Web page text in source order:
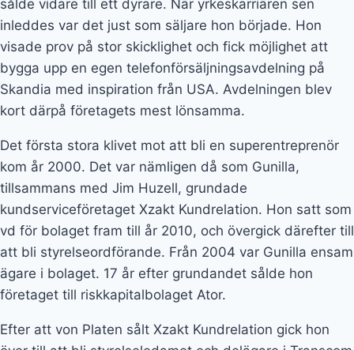
att bli styrelseordförande. Från 2004 var Gunilla ensam
ägare i bolaget. 17 år efter grundandet sålde hon
företaget till riskkapitalbolaget Ator.
Efter att von Platen sålt Xzakt Kundrelation gick hon
över till att bli styrelseledamot och delägare i Transcom
Hon har därtill agerat styrelseledamot i Cision.
I dag står entreprenören som aktiv i 12 olika bolag. I
listan hittar vi bland annat ett fastighetsbolag som
förvärvat fastigheter för miljardbelopp. Ett av de mest
uppmärksammade förvärven var Filmstaden i Solna år
2015. Sett till omsättning är Transcom TopCo AB och
Transcom Holding AB de största bolagen Gunilla verkar
respektive 6,4 miljarder kronor.